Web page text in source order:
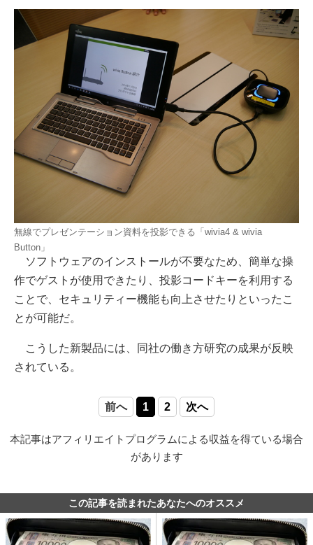
無線でプレゼンテーション資料を投影できる「wivia4 & wivia
Button」
ソフトウェアのインストールが不要なため、簡単な操
作でゲストが使用できたり、投影コードキーを利用する
ことで、セキュリティー機能も向上させたりといったこ
とが可能だ。
こうした新製品には、同社の働き方研究の成果が反映
されている。
前へ 1 2 次へ
本記事はアフィリエイトプログラムによる収益を得ている場合
があります
この記事を読まれたあなたへのオススメ